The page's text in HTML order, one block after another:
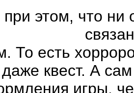
этом, что ни
То есть
квест. А
игры,